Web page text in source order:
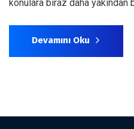
konulara biraz daha yakından
Devamını Oku